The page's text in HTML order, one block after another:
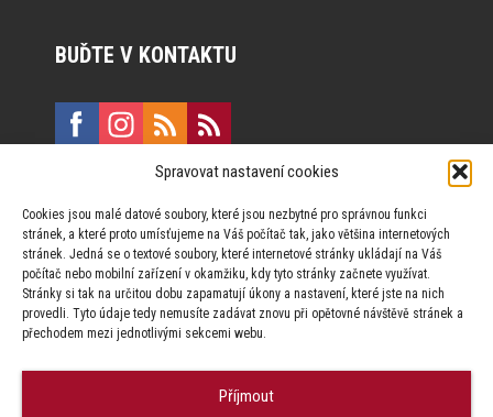
Spravovat nastavení cookies
Cookies jsou malé datové soubory, které jsou nezbytné pro správnou funkci
stránek, a které proto umísťujeme na Váš počítač tak, jako většina internetových
stránek. Jedná se o textové soubory, které internetové stránky ukládají na Váš
počítač nebo mobilní zařízení v okamžiku, kdy tyto stránky začnete využívat.
Stránky si tak na určitou dobu zapamatují úkony a nastavení, které jste na nich
provedli. Tyto údaje tedy nemusíte zadávat znovu při opětovné návštěvě stránek a
přechodem mezi jednotlivými sekcemi webu.
Příjmout
BUĎTE V KONTAKTU
Vinohradská 190, 130 00 Praha 3
Za publikovaný obsah odpovídají jednotliví autoři.